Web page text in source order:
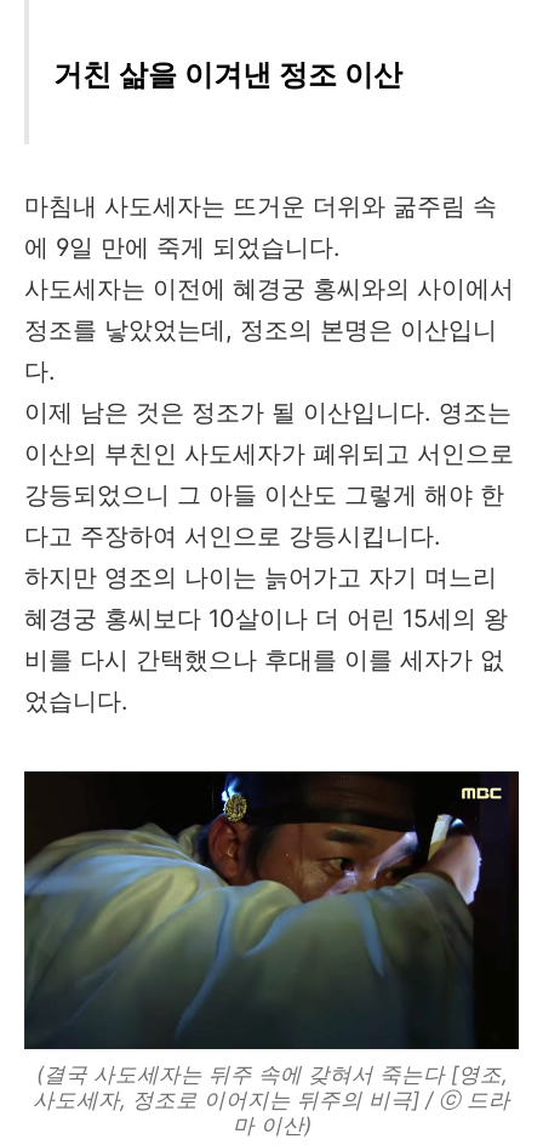
거친 삶을 이겨낸 정조 이산
마침내 사도세자는 뜨거운 더위와 굶주림 속
에 9일 만에 죽게 되었습니다.​
사도세자는 이전에 혜경궁 홍씨와의 사이에서
정조를 낳았었는데, 정조의 본명은 이산입니
다.
이제 남은 것은 정조가 될 이산입니다. 영조는
이산의 부친인 사도세자가 폐위되고 서인으로
강등되었으니 그 아들 이산도 그렇게 해야 한
다고 주장하여 서인으로 강등시킵니다.​
하지만 영조의 나이는 늙어가고 자기 며느리
혜경궁 홍씨보다 10살이나 더 어린 15세의 왕
비를 다시 간택했으나 후대를 이를 세자가 없
었습니다.
(결국 사도세자는 뒤주 속에 갖혀서 죽는다 [영조,
사도세자, 정조로 이어지는 뒤주의 비극] / ⓒ 드라
마 이산)